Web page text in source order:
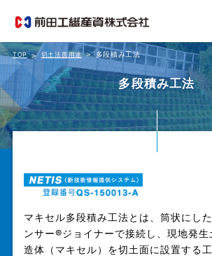
TOP 切土法面用途 多段積み工法
多段積み工法
マキセル多段積み工法とは、筒状にし
ンサー®ジョイナーで接続し、現地発
造体（マキセル）を切土面に設置する